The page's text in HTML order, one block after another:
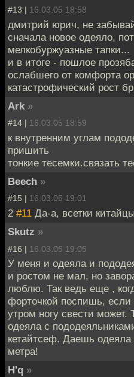
#13 | 16.03.05 18:58
дмитрий юрич, не
сначала новое одеяло,
мелкобуржуазные тапки...
и в итоге - пошлое
ослабшего от комфорта
катастрофический рост
Ark »
#14 | 16.03.05 18:59
к внутренним углам
пришить
тонкие тесемки.связать
Beech »
#15 | 16.03.05 19:01
2 #11 Да-а, всетки
Skutz »
#16 | 16.03.05 19:05
У меня и одеяла и
и ростом не мал, но
люблю. Так ведь еще ,
форточкой поспишь, если
утром ногу свести может.
одеяла с
кетайтсеф. Даешь
метра!
H'q »